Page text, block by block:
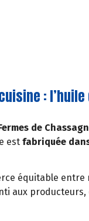
:
de
est fabriquée
équitable entre
aux